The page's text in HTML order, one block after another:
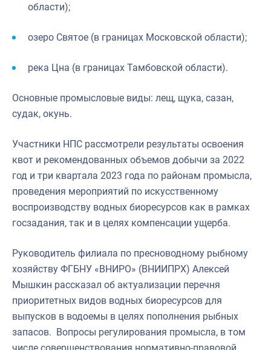
области);
озеро Святое (в границах Московской области);
река Цна (в границах Тамбовской области).
Основные промысловые виды: лещ, щука, сазан,
судак, окунь.
Участники НПС рассмотрели результаты освоения
квот и рекомендованных объемов добычи за 2022
год и три квартала 2023 года по районам промысла,
проведения мероприятий по искусственному
воспроизводству водных биоресурсов как в рамках
госзадания, так и в целях компенсации ущерба.
Руководитель филиала по пресноводному рыбному
хозяйству ФГБНУ «ВНИРО» (ВНИИПРХ) Алексей
Мышкин рассказал об актуализации перечня
приоритетных видов водных биоресурсов для
выпусков в водоемы в целях пополнения рыбных
запасов. Вопросы регулирования промысла, в том